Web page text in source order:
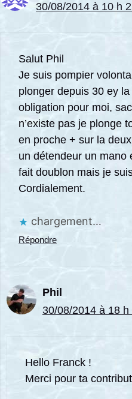
30/08/2014 à 10 h
Salut Phil
Je suis pompier
plonger depuis 30 ey
obligation pour moi,
n’existe pas je plonge
en proche + sur la
un détendeur un mano
fait doublon mais je
Cordialement.
chargement…
Répondre
Phil
30/08/2014 à 18 h
Hello Franck !
Merci pour ta